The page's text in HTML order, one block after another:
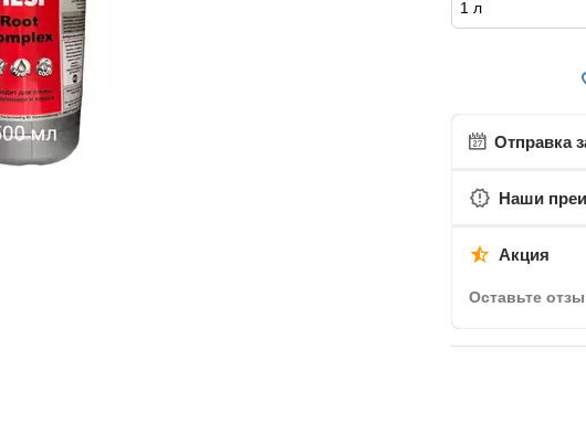
Отправка
Наши
Акция
Оставьте